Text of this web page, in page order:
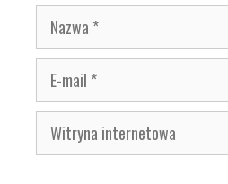
Nazwa
E-
mail
Witryna
internetowa